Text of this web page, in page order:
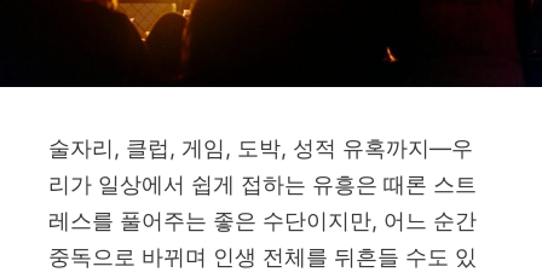
술자리, 클럽, 게임, 도박, 성적 유혹까지—우
리가 일상에서 쉽게 접하는 유흥은 때론 스트
레스를 풀어주는 좋은 수단이지만, 어느 순간
중독으로 바뀌며 인생 전체를 뒤흔들 수도 있